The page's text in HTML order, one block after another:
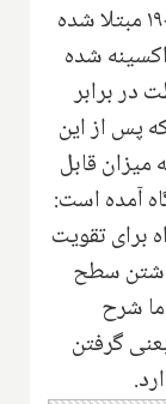
محققان می‌گویند افرادی که به کووید-۱۹ مبتلا شده
شده
۹۵% محافظت در برابر
پس از این
قابل
آمده است:
برای تقویت
سطح
شرح
گرفتن